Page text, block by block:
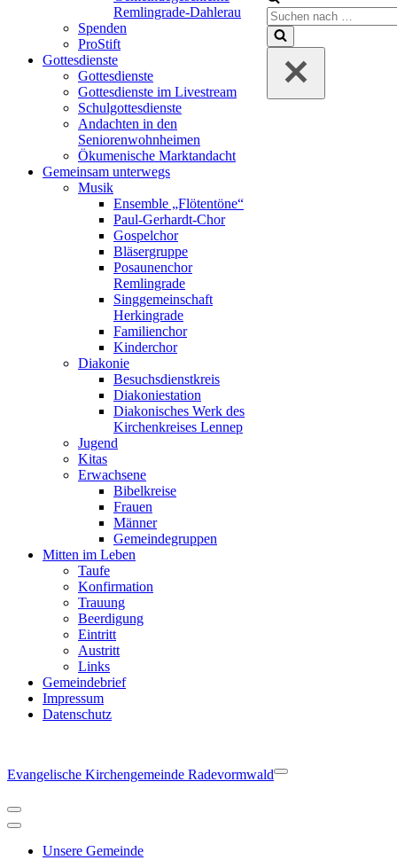
Remlingrade-Dahlerau
Spenden
ProStift
Gottesdienste
Gottesdienste
Gottesdienste im Livestream
Schulgottesdienste
Andachten in den
Seniorenwohnheimen
Ökumenische Marktandacht
Gemeinsam unterwegs
Musik
Ensemble „Flötentöne“
Paul-Gerhardt-Chor
Gospelchor
Bläsergruppe
Posaunenchor
Remlingrade
Singgemeinschaft
Herkingrade
Familienchor
Kinderchor
Diakonie
Besuchsdienstkreis
Diakoniestation
Diakonisches Werk des
Kirchenkreises Lennep
Jugend
Kitas
Erwachsene
Bibelkreise
Frauen
Männer
Gemeindegruppen
Mitten im Leben
Taufe
Konfirmation
Trauung
Beerdigung
Eintritt
Austritt
Links
Gemeindebrief
Impressum
Datenschutz
Suchen
nach …
Evangelische Kirchengemeinde Radevormwald Navigationsmenü
Navigationsmenü
Unsere Gemeinde